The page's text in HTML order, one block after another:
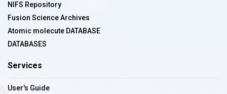
NIFS Repository
Fusion Science Archives
Atomic molecute DATABASE
DATABASES
Services
User's Guide